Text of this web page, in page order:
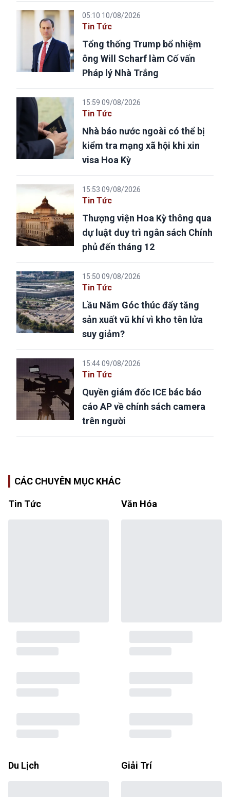
05:10 10/08/2026
Tin Tức
Tổng thống Trump bổ nhiệm
ông Will Scharf làm Cố vấn
Pháp lý Nhà Trắng
15:59 09/08/2026
Tin Tức
Nhà báo nước ngoài có thể bị
kiểm tra mạng xã hội khi xin
visa Hoa Kỳ
15:53 09/08/2026
Tin Tức
Thượng viện Hoa Kỳ thông qua
dự luật duy trì ngân sách Chính
phủ đến tháng 12
15:50 09/08/2026
Tin Tức
Lầu Năm Góc thúc đẩy tăng
sản xuất vũ khí vì kho tên lửa
suy giảm?
15:44 09/08/2026
Tin Tức
Quyền giám đốc ICE bác báo
cáo AP về chính sách camera
trên người
CÁC CHUYÊN MỤC KHÁC
Tin Tức Văn Hóa
Du Lịch Giải Trí